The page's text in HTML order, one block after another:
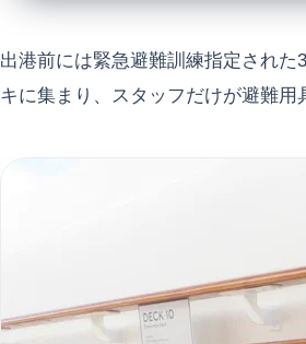
出港前には緊急避難訓練指定された
キに集まり、スタッフだけが避難用